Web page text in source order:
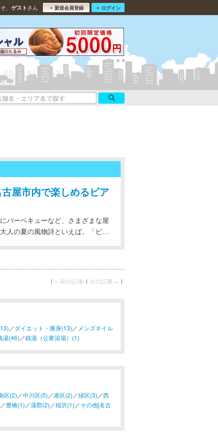
、 ゲスト さん 新規会員登録 ログイン
屋市内で楽しめるビア
バーベキューなど、さまざまな屋
人の夏の風物詩といえば、「ビア
｜ ←前の記事 ｜ 次の記事→ ｜
／ダイエット・痩身(13) ／ メンズネイル
湯(46) ／銭湯（公衆浴場）(1)
区(2) ／中川区(5) ／港区(2) ／緑区(3) ／西
／豊橋(1) ／蒲郡(2) ／稲沢(1) ／その他[名古